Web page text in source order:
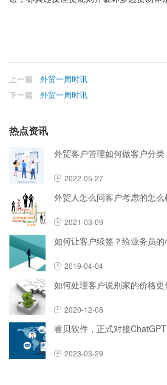
上一篇
外贸一周时讯
下一篇
外贸一周时讯
热点资讯
外贸客户管理如何做客户分类
2022-05-27
外贸人怎么问客户考虑的怎么
2021-03-09
如何让客户续签？给业务员的
2019-04-04
如何处理客户说别家的价格更
2020-12-08
睿贝软件，正式对接ChatGPT
2023-03-29